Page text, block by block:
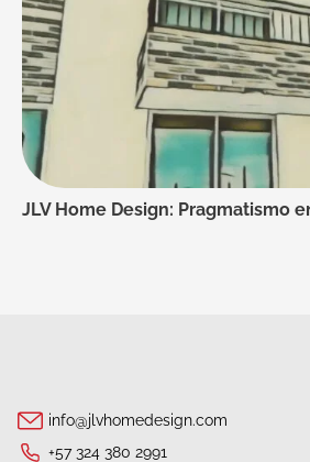
JLV Home Design: Pragmatismo
info@jlvhomedesign.com
+57 324 380 2991